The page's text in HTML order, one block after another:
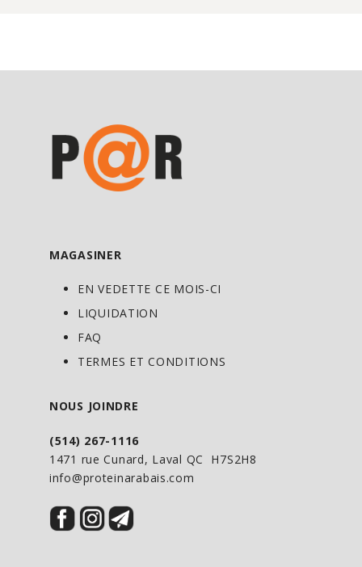
MAGASINER
EN VEDETTE CE MOIS-CI
LIQUIDATION
FAQ
TERMES ET CONDITIONS
NOUS JOINDRE
(514) 267-1116
1471 rue Cunard, Laval QC H7S2H8
info@proteinarabais.com